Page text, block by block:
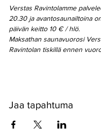
Verstas Ravintolamme
20.30 ja avantosaunailtoina
päivän keitto 10 € / hlö.
Maksathan saunavuorosi
Ravintolan tiskillä ennen
Jaa tapahtuma